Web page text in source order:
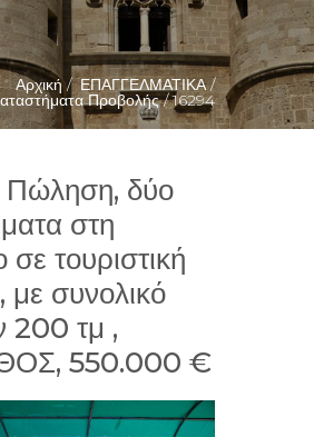
Αρχική / ΕΠΑΓΓΕΛΜΑΤΙΚΑ /
Προβολής /16294
δύο
στη
τουριστική
με συνολικό
200 τμ ,
550.000 €